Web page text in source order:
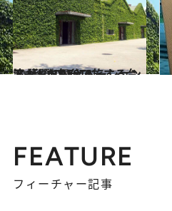
2015.11.7
アートな気分で旅する台湾 話題のリノベーションスポットBEST3
旅＆お出かけ
FEATURE
フィーチャー記事